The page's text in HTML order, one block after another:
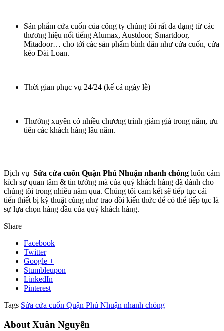
Sản phẩm cửa cuốn của công ty chúng tôi rất đa dạng từ các
thương hiệu nổi tiếng Alumax, Austdoor, Smartdoor,
Mitadoor… cho tới các sản phẩm bình dân như cửa cuốn, cửa
kéo Đài Loan.
Thời gian phục vụ 24/24 (kể cả ngày lễ)
Thường xuyên có nhiều chương trình giảm giá trong năm, ưu
tiên các khách hàng lâu năm.
Dịch vụ Sửa cửa cuốn Quận Phú Nhuận nhanh chóng luôn cảm
kích sự quan tâm & tin tưởng mà của quý khách hàng đã dành cho
chúng tôi trong nhiều năm qua. Chúng tôi cam kết sẽ tiếp tục cải
tiến thiết bị kỹ thuật cũng như trao dồi kiến thức để có thể tiếp tục là
sự lựa chọn hàng đầu của quý khách hàng.
Share
Facebook
Twitter
Google +
Stumbleupon
LinkedIn
Pinterest
Tags Sửa cửa cuốn Quận Phú Nhuận nhanh chóng
About Xuân Nguyễn